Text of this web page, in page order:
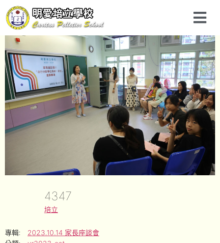
4347
培立
專輯:
2023.10.14 家長座談會